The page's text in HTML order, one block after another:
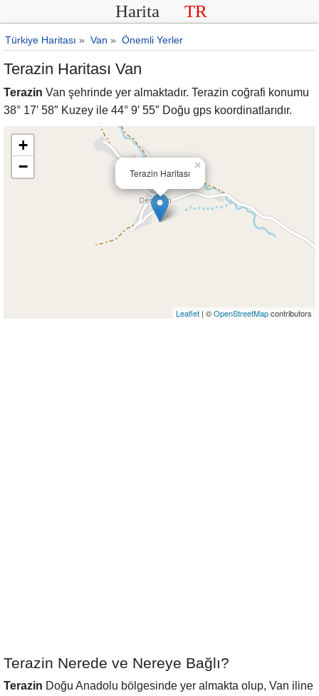
Harita TR
Türkiye Haritası » Van » Önemli Yerler
Terazin Haritası Van
Terazin Van şehrinde yer almaktadır. Terazin coğrafi konumu
38° 17′ 58″ Kuzey ile 44° 9′ 55″ Doğu gps koordinatlarıdır.
Terazin Haritası
×
+
−
Leaflet | ©OpenStreetMapcontributors
Terazin Nerede ve Nereye Bağlı?
Terazin Doğu Anadolu bölgesinde yer almakta olup, Van iline